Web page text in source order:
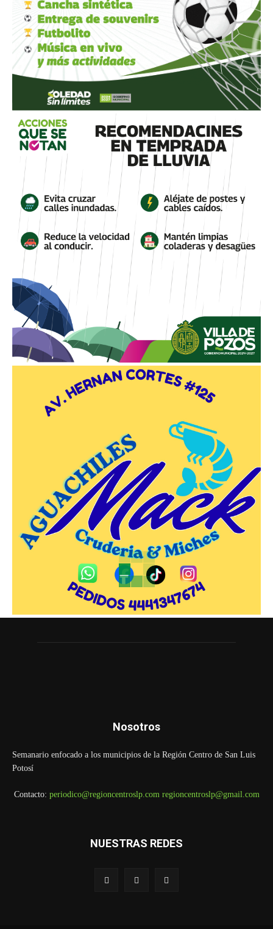
Nosotros
Semanario enfocado a los municipios de la Región Centro de San Luis
Potosí
Contacto: periodico@regioncentroslp.com regioncentroslp@gmail.com
NUESTRAS REDES